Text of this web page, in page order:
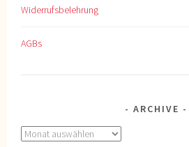
Widerrufsbelehrung
AGBs
ARCHIVE
Archive